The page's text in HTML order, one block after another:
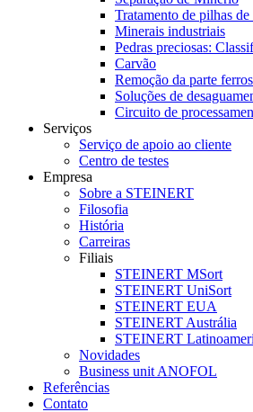
Tratamento de pilhas
Minerais industriais
Pedras preciosas:
Carvão
Remoção da parte
Soluções de
Circuito de
Serviços
Serviço de apoio ao cliente
Centro de testes
Empresa
Sobre a STEINERT
Filosofia
História
Carreiras
Filiais
STEINERT MSort
STEINERT UniSort
STEINERT EUA
STEINERT Austrália
STEINERT
Novidades
Business unit ANOFOL
Referências
Contato